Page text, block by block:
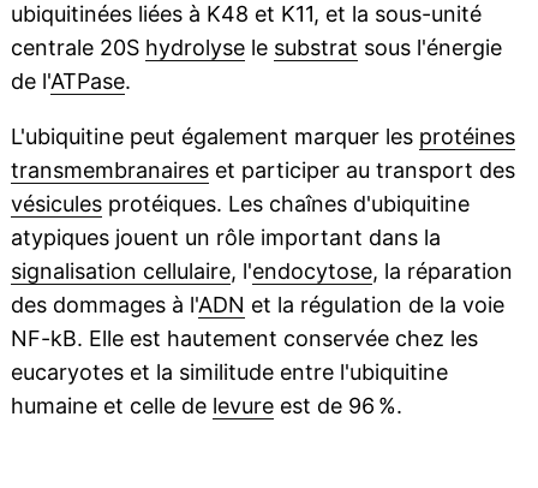
ubiquitinées liées à K48 et K11, et la sous-unité
centrale 20S hydrolysele substrat sous l'énergie
de l'ATPase.
L'ubiquitine peut également marquer les protéines
transmembranaireset participer au transport des
vésiculesprotéiques. Les chaînes d'ubiquitine
atypiques jouent un rôle important dans la
signalisation cellulaire, l'endocytose, la réparation
des dommages à l'ADN et la régulation de la voie
NF-kB. Elle est hautement conservée chez les
eucaryotes et la similitude entre l'ubiquitine
humaine et celle de levureest de 96 %.